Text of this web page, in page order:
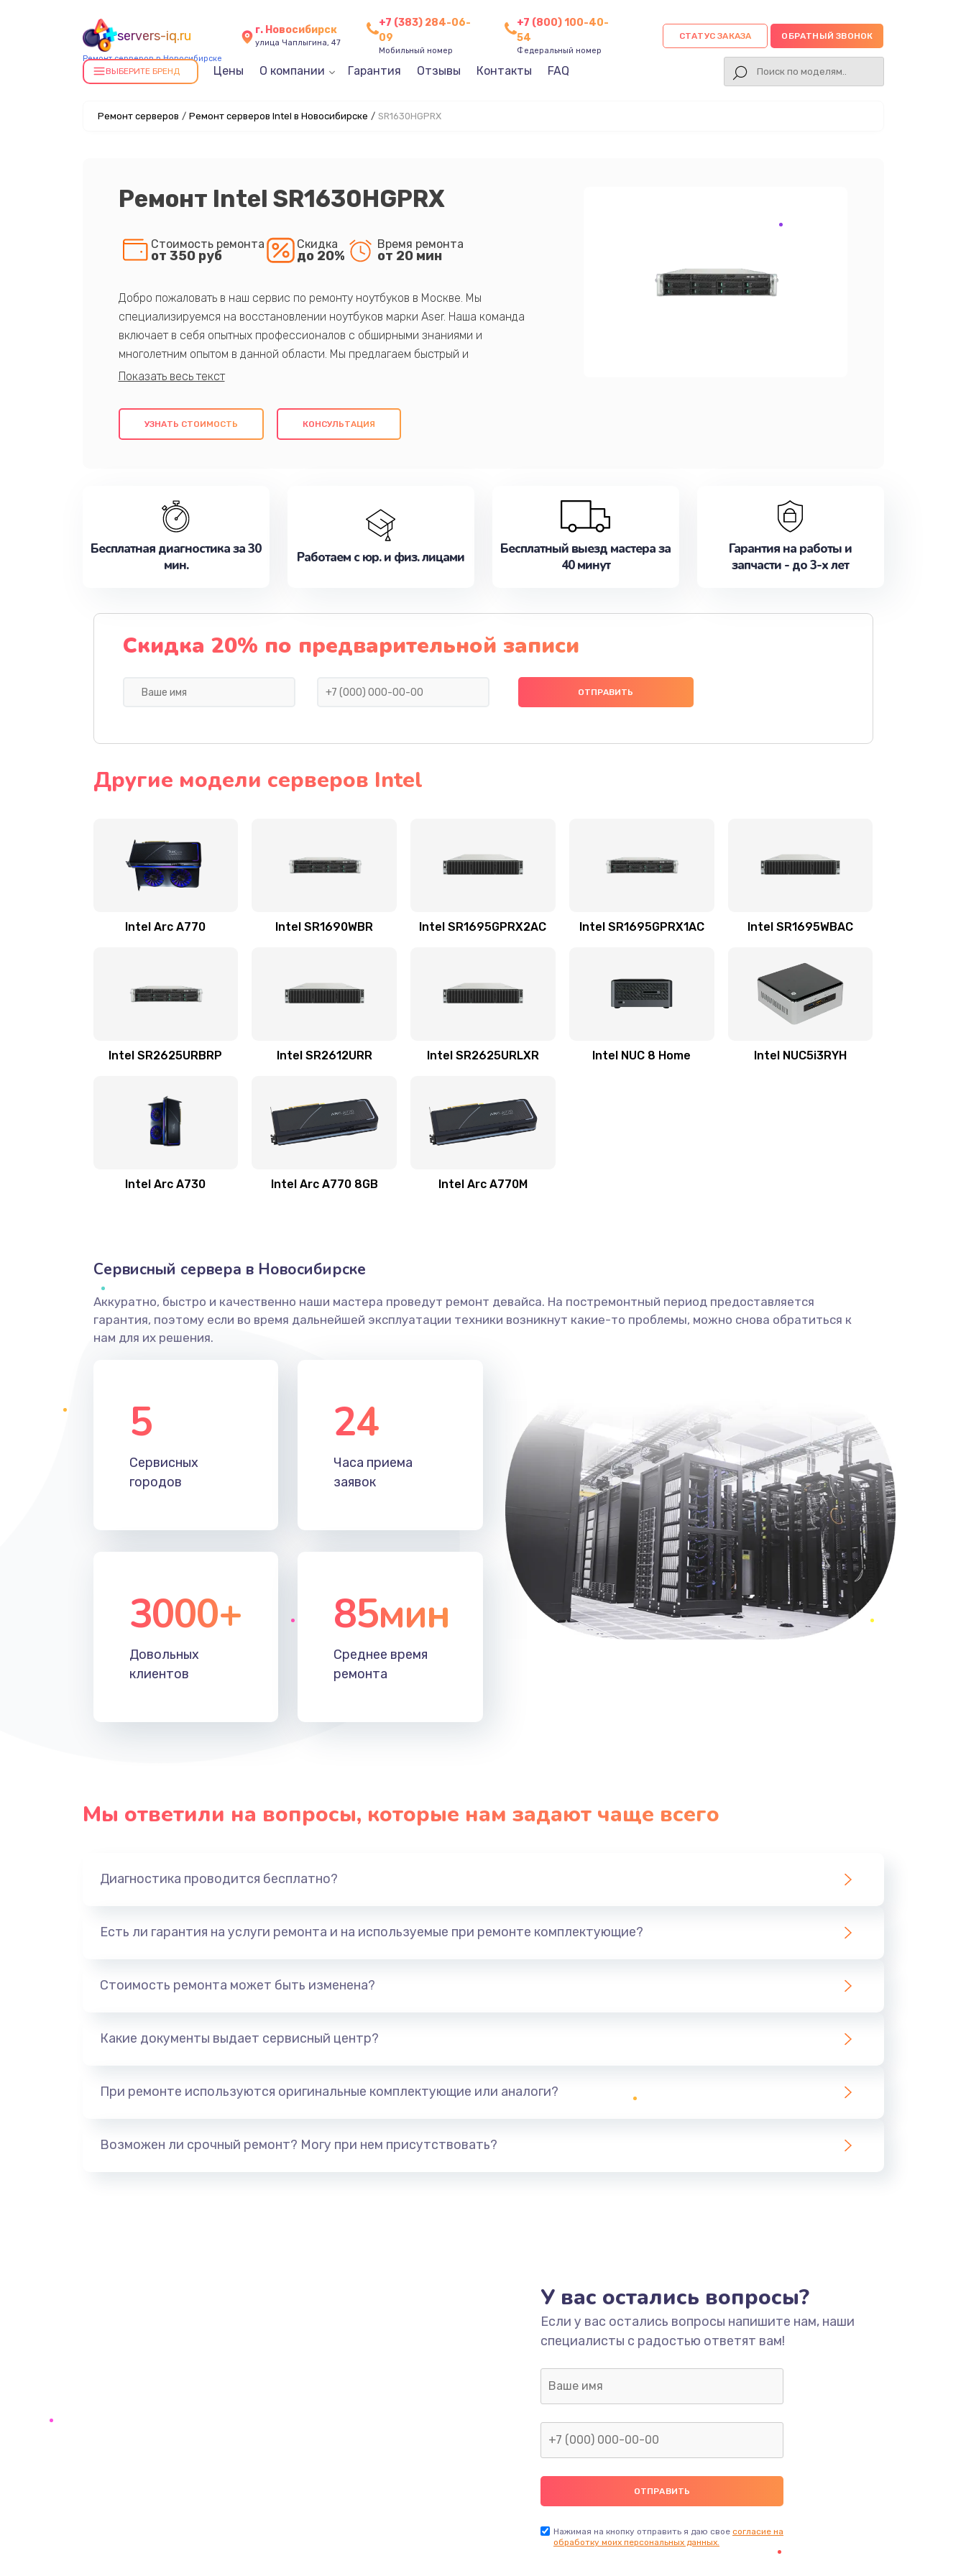
servers-iq.ru
Ремонт серверов в Новосибирске
г. Новосибирск
улица Чаплыгина, 47
+7 (383) 284-06-
09
Мобильный номер
+7 (800) 100-40-
54
Федеральный номер
СТАТУС ЗАКАЗА ОБРАТНЫЙ ЗВОНОК
ВЫБЕРИТЕ БРЕНД Цены О компании Гарантия Отзывы Контакты FAQ
Ремонт серверов / Ремонт серверов Intel в Новосибирске / SR1630HGPRX
Ремонт Intel SR1630HGPRX
Стоимость ремонта
от 350 руб
Скидка
до 20%
Время ремонта
от 20 мин
Добро пожаловать в наш сервис по ремонту ноутбуков в Москве. Мы
специализируемся на восстановлении ноутбуков марки Aser. Наша команда
включает в себя опытных профессионалов с обширными знаниями и
многолетним опытом в данной области. Мы предлагаем быстрый и
качественный ремонт с использованием оригинальных компонентов, а также
клиентам надежное и профессиональное обслуживание, удовлетворяя их
потребности наилучшим образом. Не медлите записаться на ремонт уже
УЗНАТЬ СТОИМОСТЬ КОНСУЛЬТАЦИЯ
Бесплатная диагностика за 30
мин.
Работаем с юр. и физ. лицами
Бесплатный выезд мастера за
40 минут
Гарантия на работы и
запчасти - до 3-х лет
Скидка 20% по предварительной записи
Другие модели серверов Intel
Intel Arc A770 Intel SR1690WBR Intel SR1695GPRX2AC Intel SR1695GPRX1AC Intel SR1695WBAC
Intel SR2625URBRP Intel SR2612URR Intel SR2625URLXR Intel NUC 8 Home Intel NUC5i3RYH
Intel Arc A730 Intel Arc A770 8GB Intel Arc A770M
Сервисный сервера в Новосибирске
Аккуратно, быстро и качественно наши мастера проведут ремонт девайса. На постремонтный период предоставляется
гарантия, поэтому если во время дальнейшей эксплуатации техники возникнут какие-то проблемы, можно снова обратиться к
нам для их решения.
5
Сервисных
городов
24
Часа приема
заявок
3000+
Довольных
клиентов
85мин
Среднее время
ремонта
Мы ответили на вопросы, которые нам задают чаще всего
Диагностика проводится бесплатно?
Есть ли гарантия на услуги ремонта и на используемые при ремонте комплектующие?
Стоимость ремонта может быть изменена?
Какие документы выдает сервисный центр?
При ремонте используются оригинальные комплектующие или аналоги?
Возможен ли срочный ремонт? Могу при нем присутствовать?
У вас остались вопросы?
Если у вас остались вопросы напишите нам, наши
специалисты с радостью ответят вам!
Нажимая на кнопку отправить я даю свое согласие на
обработку моих персональных данных.